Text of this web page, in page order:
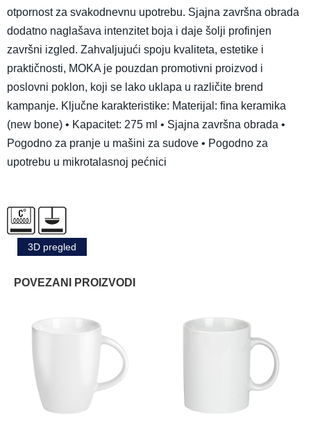
otpornost za svakodnevnu upotrebu. Sjajna završna obrada
dodatno naglašava intenzitet boja i daje šolji profinjen
završni izgled. Zahvaljujući spoju kvaliteta, estetike i
praktičnosti, MOKA je pouzdan promotivni proizvod i
poslovni poklon, koji se lako uklapa u različite brend
kampanje. Ključne karakteristike: Materijal: fina keramika
(new bone) • Kapacitet: 275 ml • Sjajna završna obrada •
Pogodno za pranje u mašini za sudove • Pogodno za
upotrebu u mikrotalasnoj pećnici
3D pregled
POVEZANI PROIZVODI